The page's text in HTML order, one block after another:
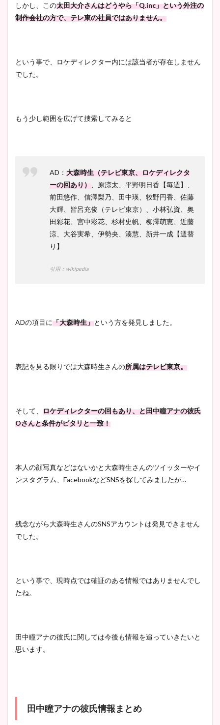
しかし、この太田大介さんはどうやら「Q.inc」という外注の
制作会社の方で、テレ東の社員ではありません。
という事で、ロケディレクター内には該当者が存在しません
でした。
もう少し範囲を広げて捜索してみると
AD： 大森時生（テレビ東京、ロケディレクタ
ーの回あり）
、原涼太、平野明日香【毎週】、
前田悠作、信澤梨乃、田中瑛、牧野円香、佐藤
大輝、皆呂充俊（テレビ東京）、小林弘資、奥
田彩花、宮中彩花、杉村史帆、柳澤萌恵、近藤
涼、大谷実希、伊勢央、湊慧、新井一成【週替
り】
引用：wikipedia
ADの項目に「大森時生」という方を発見しました。
表記を見る限りでは大森時生さんの所属はテレビ東京。
そして、 ロケディレクターの回もあり、と田中瞳アナの彼氏
Oさんと条件がピタリと一致！
本人の顔写真などはないかと大森時生さんのツイッターやイ
ンスタグラム、FacebookなどSNSを探してみましたが…
残念ながら大森時生さんのSNSアカウントは発見できません
でした。
という事で、現時点では確証のある情報ではありませんでし
たね。
田中瞳アナの彼氏に関しては今後も情報を追っていきたいと
思います。
田中瞳アナの彼氏情報まとめ